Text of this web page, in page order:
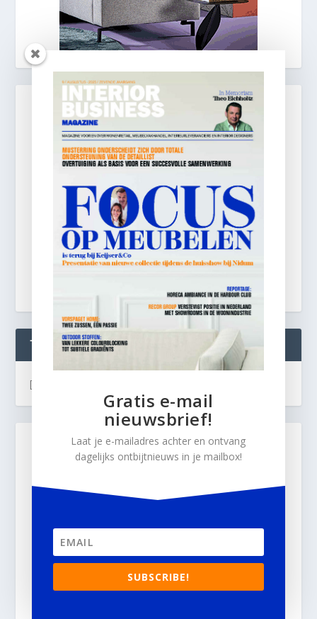
TWEETS
[custom-twitter-feeds]
Gratis e-mail
nieuwsbrief!
Laat je e-mailadres achter en ontvang
dagelijks ontbijtnieuws in je mailbox!
SUBSCRIBE!